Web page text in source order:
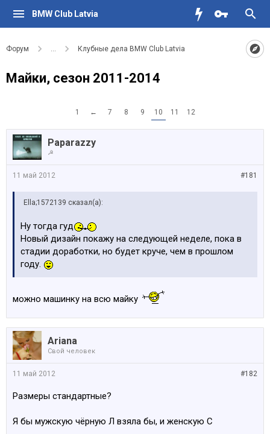
BMW Club Latvia
Форум ... Клубные дела BMW Club Latvia
Майки, сезон 2011-2014
1 ← 7 8 9 10 11 12
Paparazzy
☭
#181
11 май 2012
Ella;1572139 сказал(а):
Ну тогда гуд
Новый дизайн покажу на следующей неделе, пока в
стадии доработки, но будет круче, чем в прошлом
году.
можно машинку на всю майку
Ariana
Свой человек
#182
11 май 2012
Размеры стандартные?
Я бы мужскую чёрную Л взяла бы, и женскую С